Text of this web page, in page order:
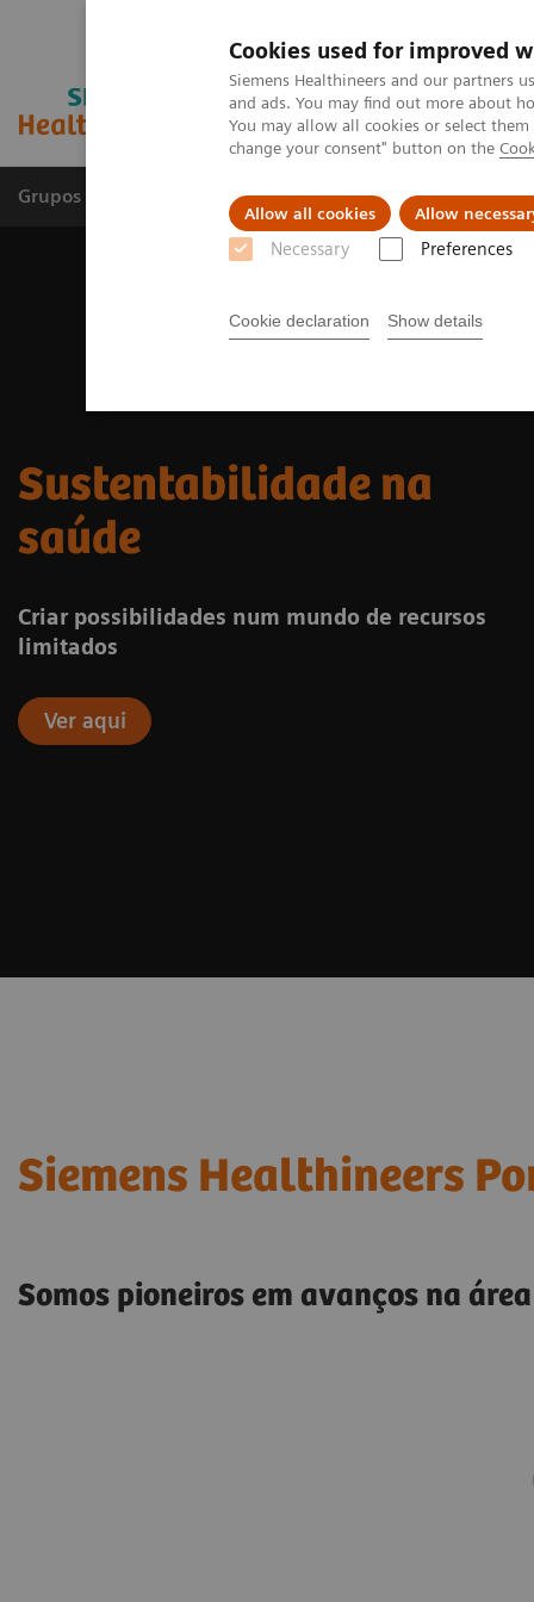
Cookies used for improved
Siemens Healthineers and our partners
and ads. You may find out more about
You may allow all cookies or select
change your consent" button on the
Allow all cookies Allow
Necessary Preferences
Cookie declaration Show details
Grupos de Produtos Suporte e Documentação
Sustentabilidade na
saúde
Criar possibilidades num mundo de recursos
limitados
Ver aqui
Siemens Healthineers
Somos pioneiros em avanços na